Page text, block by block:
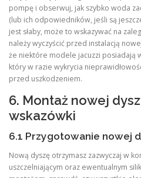
pompę i obserwuj, jak szybko woda
(lub ich odpowiedników, jeśli są
jest słaby, może to wskazywać na
należy wyczyścić przed instalacją
że niektóre modele jacuzzi posiadają
który w razie wykrycia
przed uszkodzeniem.
6. Montaż nowej
wskazówki
6.1 Przygotowanie nowej
Nową dyszę otrzymasz zazwyczaj w
uszczelniającym oraz ewentualnym